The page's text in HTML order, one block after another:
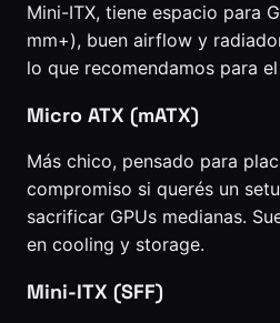
Mini-ITX, tiene espacio para
mm+), buen airflow y
lo que recomendamos para
Micro ATX (mATX)
Más chico, pensado para
compromiso si querés un
sacrificar GPUs medianas.
en cooling y storage.
Mini-ITX (SFF)